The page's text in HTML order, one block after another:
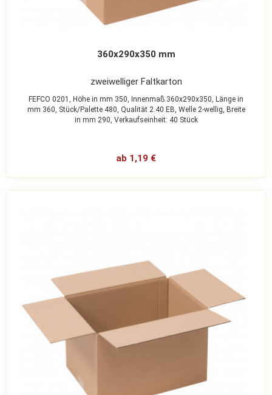
360x290x350 mm
zweiwelliger Faltkarton
FEFCO 0201, Höhe in mm 350, Innenmaß 360x290x350, Länge in
mm 360, Stück/Palette 480, Qualität 2.40 EB, Welle 2-wellig, Breite
in mm 290, Verkaufseinheit: 40 Stück
ab 1,19 €